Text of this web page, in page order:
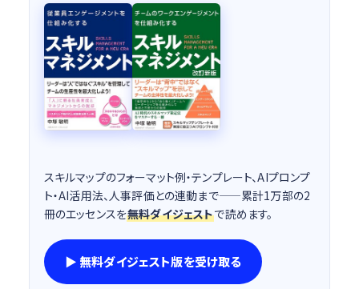
スキルマップのフォーマット例・テンプレート、AIプロンプ
ト・AI活用法、人事評価との連動まで——累計1万部の2
冊のエッセンスを無料ダイジェストで読めます。
▶ 無料ダイジェスト版を受け取る